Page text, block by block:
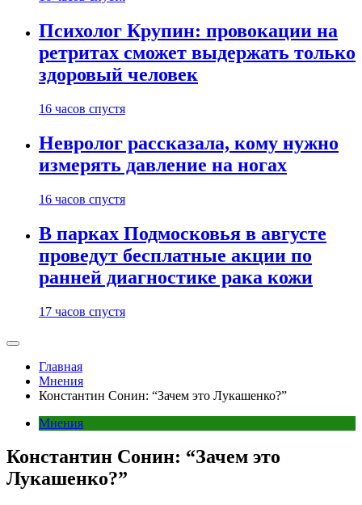
Психолог Крупин: провокации на
ретритах сможет выдержать только
здоровый человек
16 часов спустя
Невролог рассказала, кому нужно
измерять давление на ногах
16 часов спустя
В парках Подмосковья в августе
проведут бесплатные акции по
ранней диагностике рака кожи
17 часов спустя
Главная
Мнения
Константин Сонин: “Зачем это Лукашенко?”
Мнения
Константин Сонин: “Зачем это
Лукашенко?”